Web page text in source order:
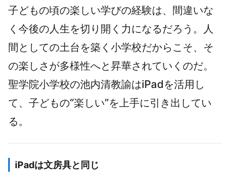
子どもの頃の楽しい学びの経験は、間違いな
く今後の人生を切り開く力になるだろう。人
間としての土台を築く小学校だからこそ、そ
の楽しさが多様性へと昇華されていくのだ。
聖学院小学校の池内清教諭はiPadを活用し
て、子どもの“楽しい”を上手に引き出してい
る。
iPadは文房具と同じ